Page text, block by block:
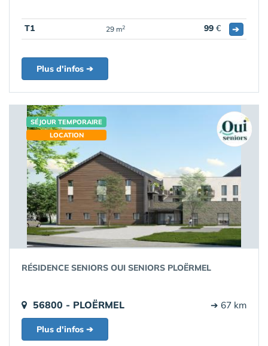
T1 29 m2 99 € ➔
Plus d'infos ➔
SÉJOUR TEMPORAIRE
LOCATION
RÉSIDENCE SENIORS OUI SENIORS PLOËRMEL
56800 - PLOËRMEL ➔ 67 km
Plus d'infos ➔